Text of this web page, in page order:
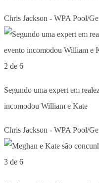
Chris Jackson - WPA Pool/
2 de 6
Segundo uma expert em
incomodou William e Kate
Chris Jackson - WPA Pool/
3 de 6